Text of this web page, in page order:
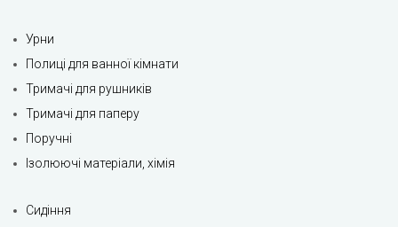
Урни
Полиці для ванної кімнати
Тримачі для рушників
Тримачі для паперу
Поручні
Ізолюючі матеріали, хімія
Сидіння